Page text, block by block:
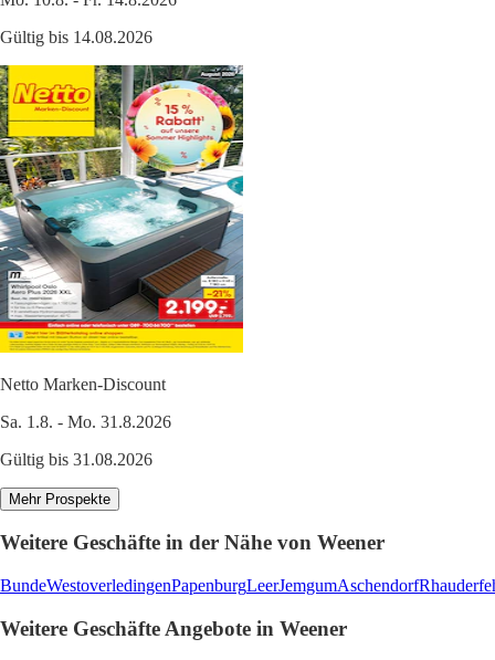
Gültig bis 14.08.2026
Netto Marken-Discount
Sa. 1.8. - Mo. 31.8.2026
Gültig bis 31.08.2026
Mehr Prospekte
Weitere Geschäfte in der Nähe von Weener
BundeWestoverledingenPapenburgLeerJemgumAschendorf
Weitere Geschäfte Angebote in Weener